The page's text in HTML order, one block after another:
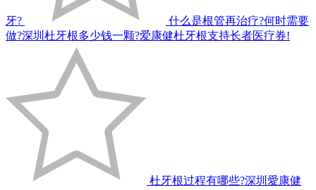
牙?
什么是根管再治疗?何时需要
做?深圳杜牙根多少钱一颗?爱康健杜牙根支持长者医疗券!
杜牙根过程有哪些?深圳愛康健